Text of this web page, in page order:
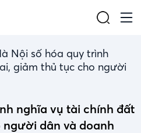
Nội số hóa quy trình
giảm thủ tục cho người
nghĩa vụ tài chính đất
dân và doanh